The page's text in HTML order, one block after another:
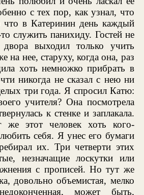
с тех пор, как узнал, что
что в Катеринин день каждый
служить панихиду. Гостей не
выходил только учить
на нее, старуху, когда она, раз
хоть немножко прибрать в
никогда не сказал с нею ни
три года. Я спросил Катю:
учителя? Она посмотрела
к стенке и заплакала.
этот человек хоть кого-
себя. Я унес его бумаги
их. Три четверти этих
незначащие лоскутки или
с прописей. Но тут же
довольно объемистая, мелко
может быть,